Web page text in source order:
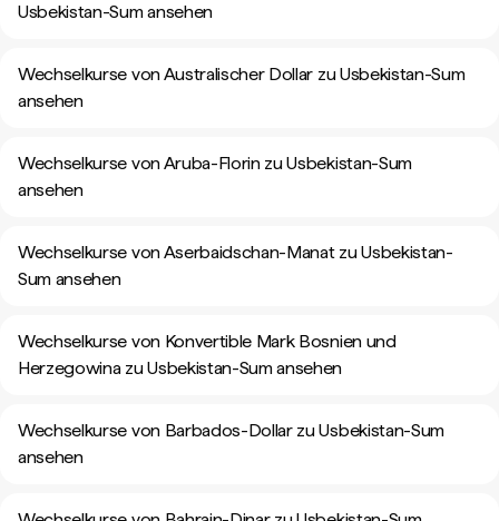
Usbekistan-Sum ansehen
Wechselkurse von Australischer Dollar zu Usbekistan-Sum
ansehen
Wechselkurse von Aruba-Florin zu Usbekistan-Sum
ansehen
Wechselkurse von Aserbaidschan-Manat zu Usbekistan-
Sum ansehen
Wechselkurse von Konvertible Mark Bosnien und
Herzegowina zu Usbekistan-Sum ansehen
Wechselkurse von Barbados-Dollar zu Usbekistan-Sum
ansehen